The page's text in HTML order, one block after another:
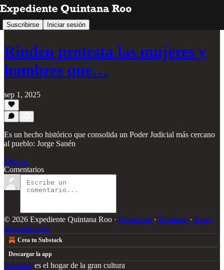
Suscribirse Iniciar sesión
Rinden protesta las mujeres y
hombres que…
sep 1, 2025
Es un hecho histórico que consolida un Poder Judicial más cercano
al pueblo: Jorge Sanén
Leer →
Comentarios
© 2026 Expediente Quintana Roo · Privacidad ∙ Términos ∙ Aviso
de recolección
Crea tu Substack
Descargar la app
Substack es el hogar de la gran cultura